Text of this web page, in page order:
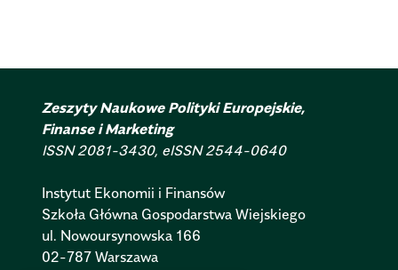
Zeszyty Naukowe Polityki Europejskie,
Finanse i Marketing
ISSN 2081-3430, eISSN 2544-0640
Instytut Ekonomii i Finansów
Szkoła Główna Gospodarstwa Wiejskiego
ul. Nowoursynowska 166
02-787 Warszawa